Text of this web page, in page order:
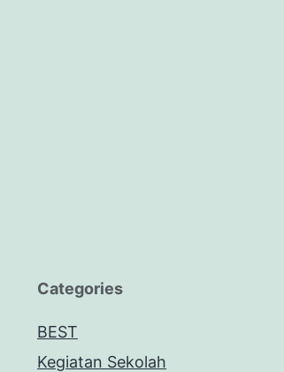
Categories
BEST
Kegiatan Sekolah